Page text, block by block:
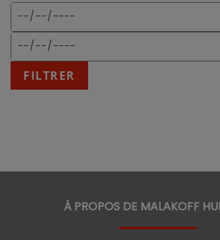
Date
début
Date
Format
date
attendu
:
JJ/MM/AAAA
FILTRER
À PROPOS DE MALAKOFF